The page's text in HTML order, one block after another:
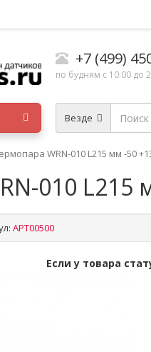
+7 (499)
по будням с 10:00 до
Везде
WRN-010 L215 мм -50
010
APT00500
Если у товара